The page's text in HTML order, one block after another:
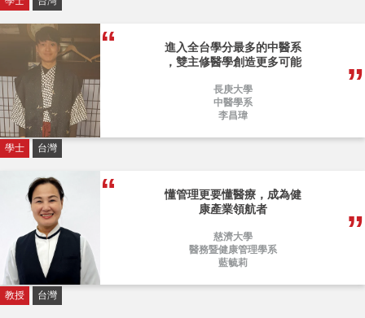
進入全台學分最多的中醫系
，雙主修醫學創造更多可能
長庚大學
中醫學系
李昌瑋
學士 台灣
懂管理更要懂醫療，成為健
康產業領航者
慈濟大學
醫務暨健康管理學系
藍毓莉
教授 台灣